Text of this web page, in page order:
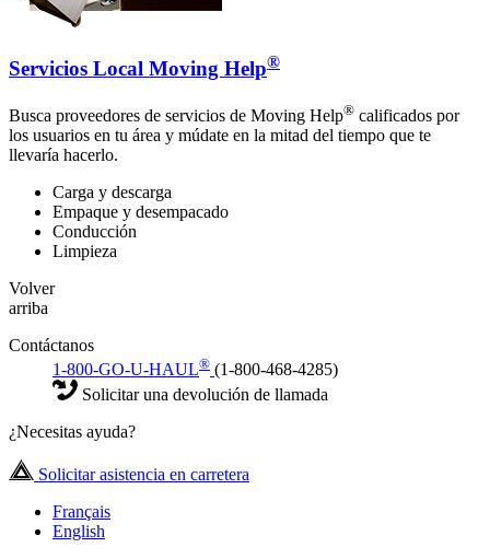
Servicios Local Moving Help®
Busca proveedores de servicios de Moving Help® calificados por
los usuarios en tu área y múdate en la mitad del tiempo que te
llevaría hacerlo.
Carga y descarga
Empaque y desempacado
Conducción
Limpieza
Volver
arriba
Contáctanos
1-800-GO-U-HAUL® (1-800-468-4285)
Solicitar una devolución de llamada
¿Necesitas ayuda?
Solicitar asistencia en carretera
Français
English